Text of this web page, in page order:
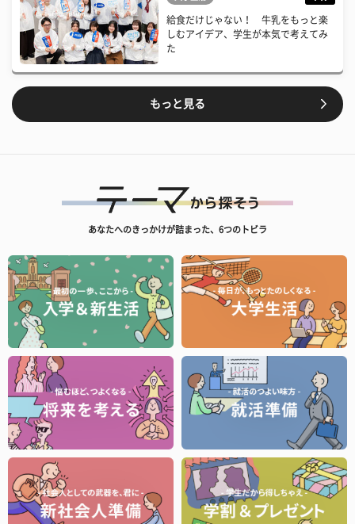
給食だけじゃない！ 牛乳をもっと楽
しむアイデア、学生が本気で考えてみ
た
もっと見る
あなたへのきっかけが詰まった、6つのトビラ